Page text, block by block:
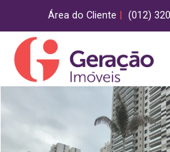
Área do Cliente (012)